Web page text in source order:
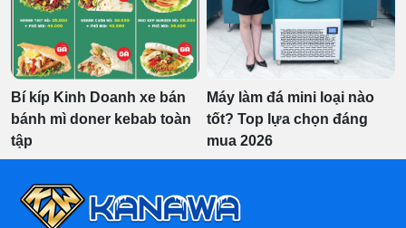
Bí kíp Kinh Doanh xe bán
bánh mì doner kebab toàn
tập
Máy làm đá mini loại nào
tốt? Top lựa chọn đáng
mua 2026